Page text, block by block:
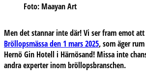
Foto: Maayan Art
Men det stannar inte där! Vi ser fram emot
Bröllopsmässa den 1 mars 2025, som äger
Hernö Gin Hotell i Härnösand! Missa inte
andra experter inom bröllopsbranschen.